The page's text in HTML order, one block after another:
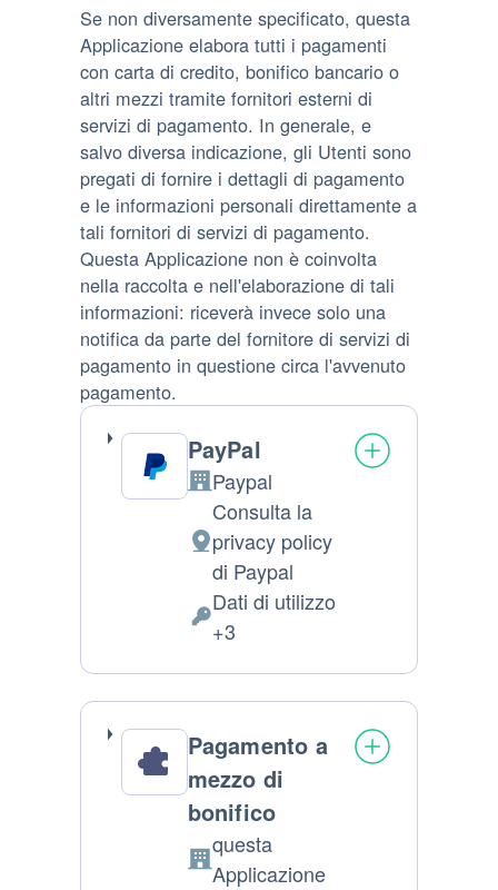
Se non diversamente specificato, questa
Applicazione elabora tutti i pagamenti
con carta di credito, bonifico bancario o
altri mezzi tramite fornitori esterni di
servizi di pagamento. In generale, e
salvo diversa indicazione, gli Utenti sono
pregati di fornire i dettagli di pagamento
e le informazioni personali direttamente a
tali fornitori di servizi di pagamento.
Questa Applicazione non è coinvolta
nella raccolta e nell'elaborazione di tali
informazioni: riceverà invece solo una
notifica da parte del fornitore di servizi di
pagamento in questione circa l'avvenuto
pagamento.
PayPal
Azienda:
Paypal
Luogo del trattamento:
Consulta la
privacy policy
di Paypal
Dati Personali trattati:
Dati di utilizzo
+3
Pagamento a
mezzo di
bonifico
Azienda:
questa
Applicazione